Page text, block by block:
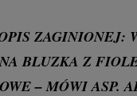
ZAGINIONEJ:
BLUZKA Z
– MÓWI ASP.